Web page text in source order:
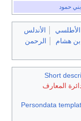
بني حمود
الأندلس
بن هشام
الرحمن
Short
المعارف
Persondata